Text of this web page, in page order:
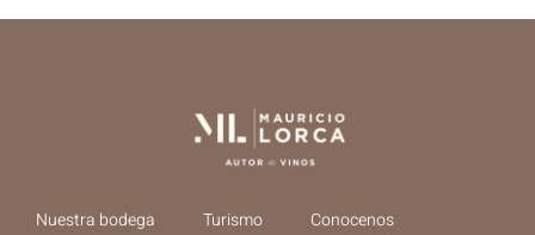
Nuestra bodega Turismo Conocenos